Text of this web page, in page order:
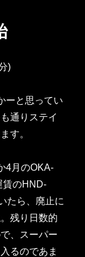
)
ーと思ってい
通りステイ
す。
4月のOKA-
賃のHND-
たら、廃止に
残り日数的
、スーパー
るのであま